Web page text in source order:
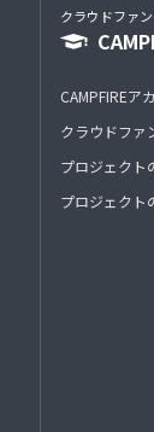
クラウドファ
CAMPFIREア
クラウドファ
プロジェクト
プロジェクト